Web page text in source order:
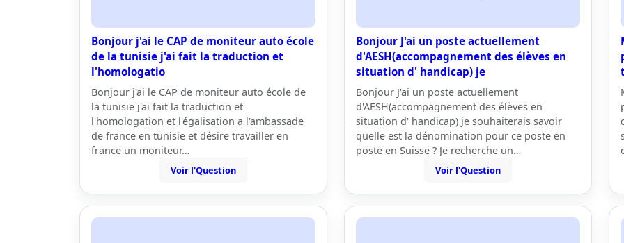
Bonjour j'ai le CAP de moniteur auto école
de la tunisie j'ai fait la traduction et
l'homologatio
Bonjour j'ai le CAP de moniteur auto école de
la tunisie j'ai fait la traduction et
l'homologation et l'égalisation a l'ambassade
de france en tunisie et désire travailler en
france un moniteur…
Voir l'Question
Bonjour J'ai un poste actuellement
d'AESH(accompagnement des élèves en
situation d' handicap) je
Bonjour J'ai un poste actuellement
d'AESH(accompagnement des élèves en
situation d' handicap) je souhaiterais savoir
quelle est la dénomination pour ce poste en
poste en Suisse ? Je recherche un…
Voir l'Question